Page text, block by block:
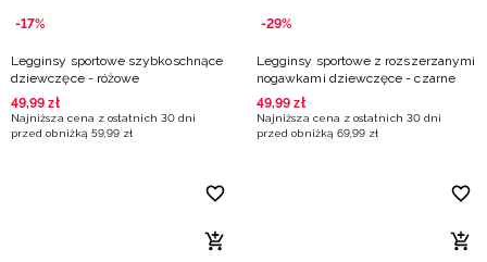
-17%
Legginsy sportowe szybkoschnące
dziewczęce - różowe
49,99 zł
Najniższa cena z ostatnich 30 dni
przed obniżką 59,99 zł
-29%
Legginsy sportowe z rozszerzanymi
nogawkami dziewczęce - czarne
49,99 zł
Najniższa cena z ostatnich 30 dni
przed obniżką 69,99 zł